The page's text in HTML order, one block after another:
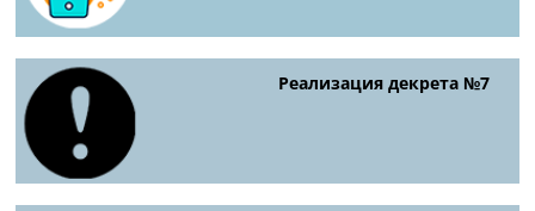
Реализация декрета №7